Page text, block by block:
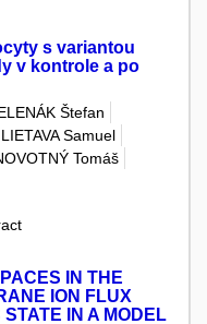
s variantou
v kontrole a po
Štefan
LIETAVA Samuel
Tomáš
IN THE
ION FLUX
IN A MODEL